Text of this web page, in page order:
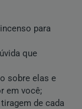
para
que
sobre elas e
em você;
de cada